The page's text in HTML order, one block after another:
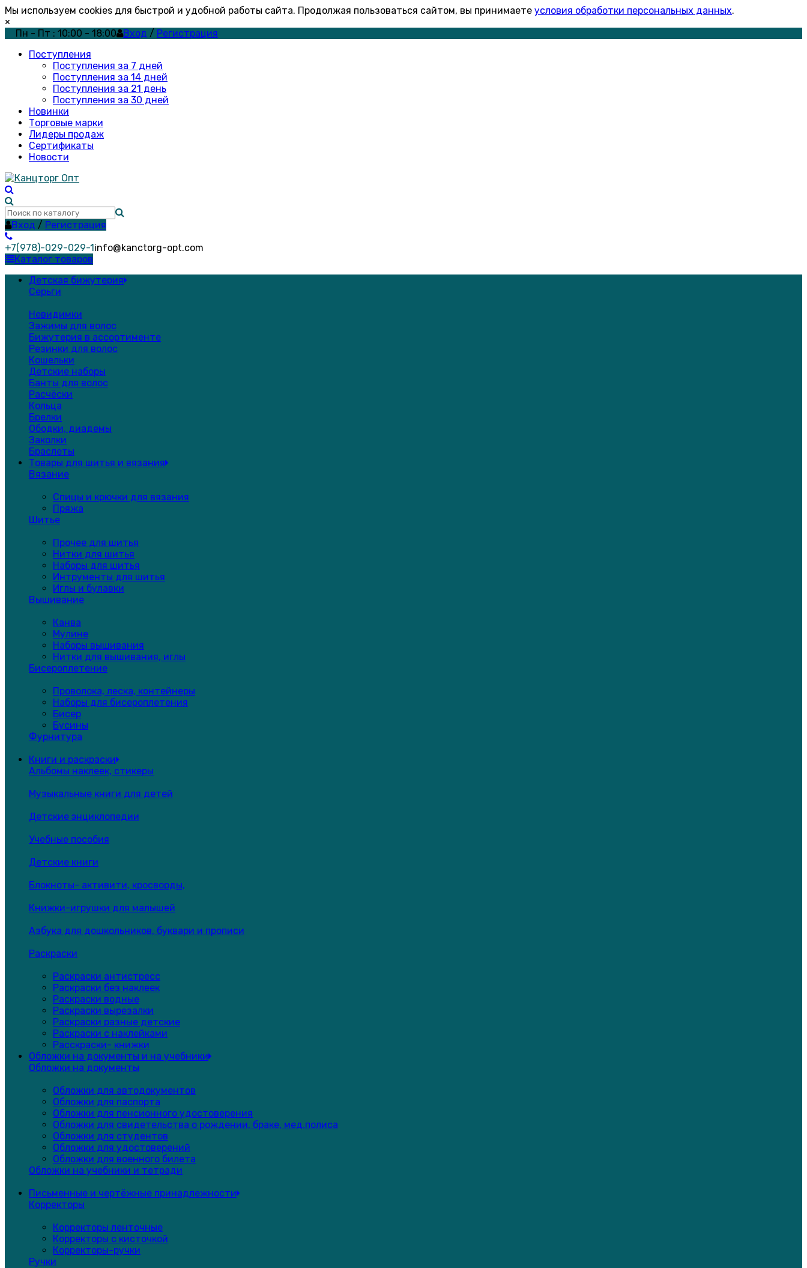
Мы используем cookies для быстрой и удобной работы сайта. Продолжая пользоваться сайтом, вы принимаете условия обработки персональных данных.
×
Пн - Пт : 10:00 - 18:00
Вход / Регистрация
Поступления
Поступления за 7 дней
Поступления за 14 дней
Поступления за 21 день
Поступления за 30 дней
Новинки
Торговые марки
Лидеры продаж
Сертификаты
Новости
Вход / Регистрация
+7(978)-029-029-1info@kanctorg-opt.com
Каталог товаров
Детская бижутерия
Серьги
Невидимки
Зажимы для волос
Бижутерия в ассортименте
Резинки для волос
Кошельки
Детские наборы
Банты для волос
Расчёски
Кольца
Брелки
Ободки, диадемы
Заколки
Браслеты
Товары для шитья и вязания
Вязание
Спицы и крючки для вязания
Пряжа
Шитье
Прочее для шитья
Нитки для шитья
Наборы для шитья
Интрументы для шитья
Иглы и булавки
Вышивание
Канва
Мулине
Наборы вышивания
Нитки для вышивания, иглы
Бисероплетение
Проволока, леска, контейнеры
Наборы для бисероплетения
Бисер
Бусины
Фурнитура
Книги и раскраски
Альбомы наклеек, стикеры
Музыкальные книги для детей
Детские энциклопедии
Учебные пособия
Детские книги
Блокноты- активити, кросворды,
Книжки-игрушки для малышей
Азбука для дошкольников, буквари и прописи
Раскраски
Раскраски антистресс
Раскраски без наклеек
Раскраски водные
Раскраски вырезалки
Раскраски разные детские
Раскраски с наклейками
Расскраски- книжки
Обложки на документы и на учебники
Обложки на документы
Обложки для автодокументов
Обложки для паспорта
Обложки для пенсионного удостоверения
Обложки для свидетельства о рождении, браке, мед.полиса
Обложки для студентов
Обложки для удостоверений
Обложки для военного билета
Обложки на учебники и тетради
Письменные и чертёжные принадлежности
Корректоры
Корректоры ленточные
Корректоры с кисточкой
Корректоры-ручки
Ручки